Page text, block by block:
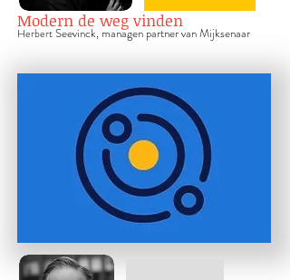
Modern de weg vinden
HerbertSeevinck, managen partner van Mijksenaar